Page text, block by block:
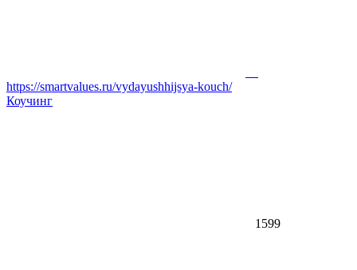
https://smartvalues.ru/vydayushhijsya-kouch/
Коучинг
1599